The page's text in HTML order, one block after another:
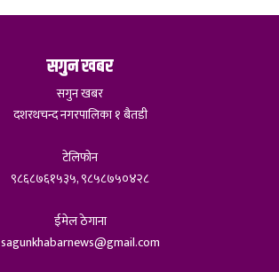
सगुन खबर
सगुन खबर
दशरथचन्द नगरपालिका १ बैतडी
टेलिफोन
९८६८७६१५३५, ९८५८७५०४२८
ईमेल ठेगाना
sagunkhabarnews@gmail.com